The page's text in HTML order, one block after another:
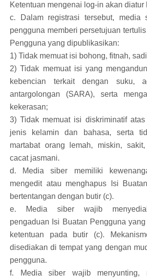
Ketentuan mengenai log-in akan diatur
c. Dalam registrasi tersebut, media
pengguna memberi persetujuan
Pengguna yang dipublikasikan:
1) Tidak memuat isi bohong, fitnah,
2) Tidak memuat isi yang
kebencian terkait dengan suku,
antargolongan (SARA), serta
kekerasan;
3) Tidak memuat isi diskriminatif
jenis kelamin dan bahasa, serta
martabat orang lemah, miskin,
cacat jasmani.
d. Media siber memiliki
mengedit atau menghapus Isi
bertentangan dengan butir (c).
e. Media siber wajib
pengaduan Isi Buatan Pengguna
ketentuan pada butir (c).
disediakan di tempat yang dengan
pengguna.
f. Media siber wajib menyunting,